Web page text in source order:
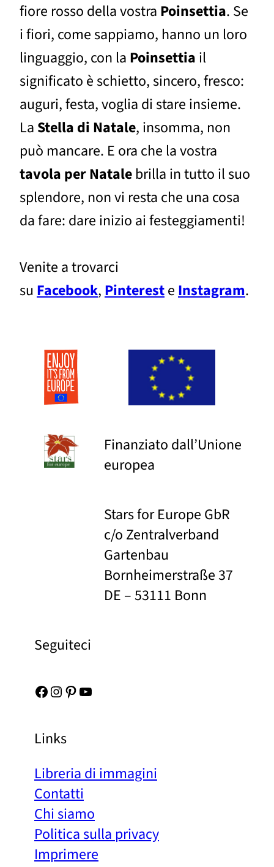
fiore rosso della vostra Poinsettia. Se
i fiori, come sappiamo, hanno un loro
linguaggio, con la Poinsettia il
significato è schietto, sincero, fresco:
auguri, festa, voglia di stare insieme.
La Stella di Natale, insomma, non
può mancare. E ora che la vostra
tavola per Natale brilla in tutto il suo
splendore, non vi resta che una cosa
da fare: dare inizio ai festeggiamenti!
Venite a trovarci
suFacebook,PinteresteInstagram.
Finanziato dall’Unione
europea
Stars for Europe GbR
c/o Zentralverband
Gartenbau
Bornheimerstraße 37
DE – 53111 Bonn
Seguiteci
Facebook Instagram Pinterest YouTube
Links
Libreria di immagini
Contatti
Chi siamo
Politica sulla privacy
Imprimere